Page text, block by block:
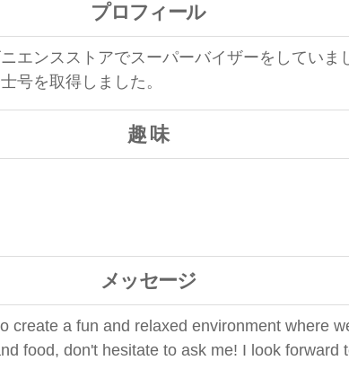
プロフィール
エンスストアでスーパーバイザーをしていま
号を取得しました。
趣 味
メッセージ
create a fun and relaxed environment where
food, don't hesitate to ask me! I look forward